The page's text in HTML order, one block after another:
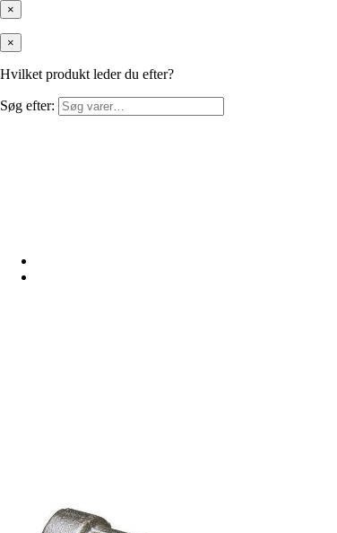
×
×
Hvilket produkt leder du efter?
Søg efter: